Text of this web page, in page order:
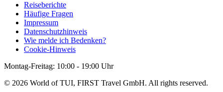
Reiseberichte
Häufige Fragen
Impressum
Datenschutzhinweis
Wie melde ich Bedenken?
Cookie-Hinweis
Montag-Freitag: 10:00 - 19:00 Uhr
© 2026 World of TUI, FIRST Travel GmbH. All rights reserved.